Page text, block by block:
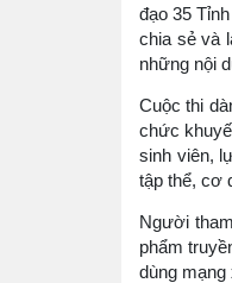
đạo 35
chia sẻ và
những nội
Cuộc thi
chức
sinh viên,
tập thể, cơ
Người
phẩm
dùng mạng